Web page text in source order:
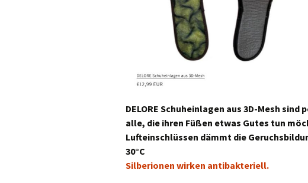
DELORE Schuheinlagen aus 3D-Mesh
alle, die ihren Füßen etwas Gutes tun
Lufteinschlüssen dämmt die
30°C
Silberionen wirken antibakteriell.